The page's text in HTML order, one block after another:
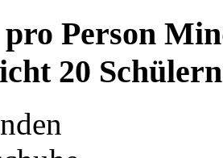
pro Person
20